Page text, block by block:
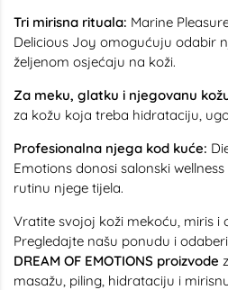
Tri mirisna rituala: Marine
Delicious Joy omogućuju odabir
željenom osjećaju na koži.
Za meku, glatku i njegovanu
za kožu koja treba hidrataciju,
Profesionalna njega kod kuće:
Emotions donosi salonski
rutinu njege tijela.
Vratite svojoj koži mekoću, miris i
Pregledajte našu ponudu i
DREAM OF EMOTIONS proizvode
masažu, piling, hidrataciju i